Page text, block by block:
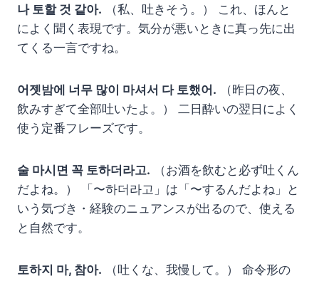
나 토할 것 같아. （私、吐きそう。） これ、ほんと
によく聞く表現です。気分が悪いときに真っ先に出
てくる一言ですね。
어젯밤에 너무 많이 마셔서 다 토했어. （昨日の夜、
飲みすぎて全部吐いたよ。） 二日酔いの翌日によく
使う定番フレーズです。
술 마시면 꼭 토하더라고. （お酒を飲むと必ず吐くん
だよね。） 「〜하더라고」は「〜するんだよね」と
いう気づき・経験のニュアンスが出るので、使える
と自然です。
토하지 마, 참아. （吐くな、我慢して。） 命令形の